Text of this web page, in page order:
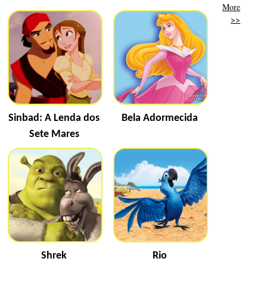
Sinbad: A Lenda dos
Sete Mares
Bela Adormecida
Shrek Rio
More
>>